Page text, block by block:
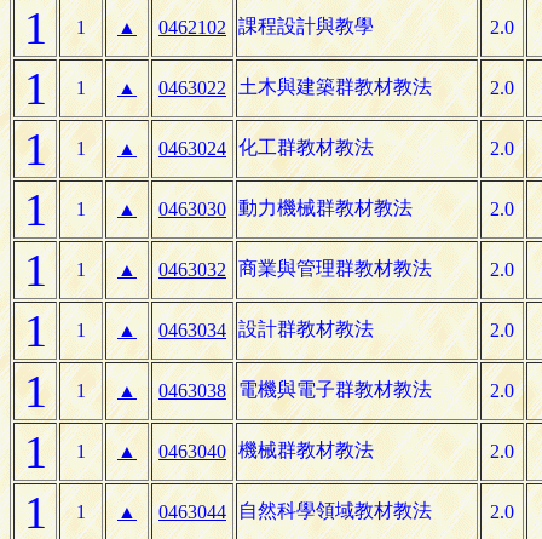
1 1 ▲ 0462102 課程設計與教學 2.0
1 1 ▲ 0463022 土木與建築群教材教法 2.0
1 1 ▲ 0463024 化工群教材教法 2.0
1 1 ▲ 0463030 動力機械群教材教法 2.0
1 1 ▲ 0463032 商業與管理群教材教法 2.0
1 1 ▲ 0463034 設計群教材教法 2.0
1 1 ▲ 0463038 電機與電子群教材教法 2.0
1 1 ▲ 0463040 機械群教材教法 2.0
1 1 ▲ 0463044 自然科學領域教材教法 2.0